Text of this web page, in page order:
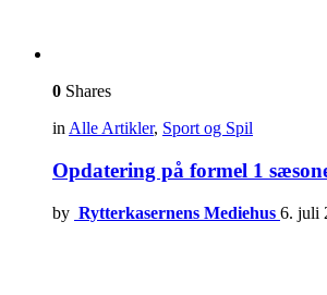
0 Shares
in Alle Artikler, Sport og Spil
Opdatering på formel 1
by Rytterkasernens Mediehus 6. juli